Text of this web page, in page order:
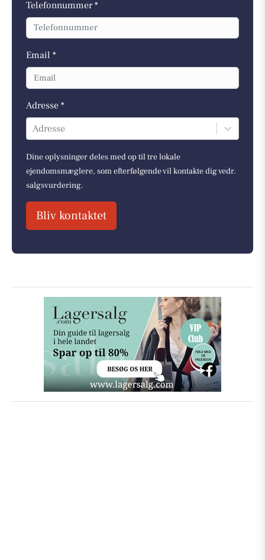
Telefonnummer *
Email *
Adresse *
Adresse
Dine oplysninger deles med op til tre lokale
ejendomsmæglere, som efterfølgende vil kontakte dig vedr.
salgsvurdering.
Bliv kontaktet